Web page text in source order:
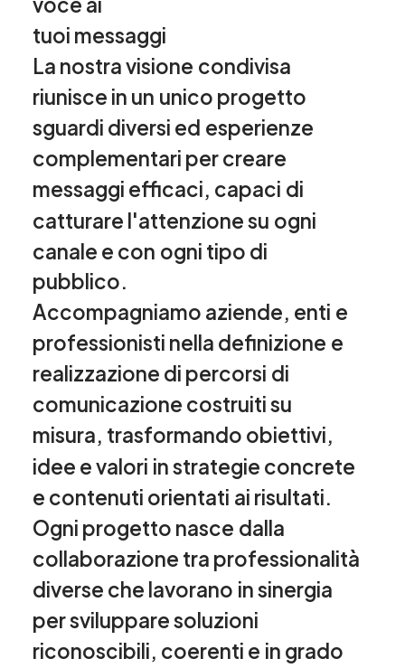
tuoi messaggi
La nostravisione condivisa
riunisce in un unico progetto
sguardi diversi ed esperienze
complementari percreare
messaggi efficaci, capaci di
catturare l'attenzionesu ogni
canale e con ogni tipo di
pubblico.
Accompagniamo aziende, enti e
professionisti nella definizione e
realizzazione di percorsi di
comunicazione costruitisu
misura, trasformando obiettivi,
idee evalori instrategie concrete
e contenuti orientati ai risultati.
Ogni progetto nasce dalla
collaborazione tra professionalità
diverse che lavorano insinergia
persvilupparesoluzioni
riconoscibili, coerenti e in grado